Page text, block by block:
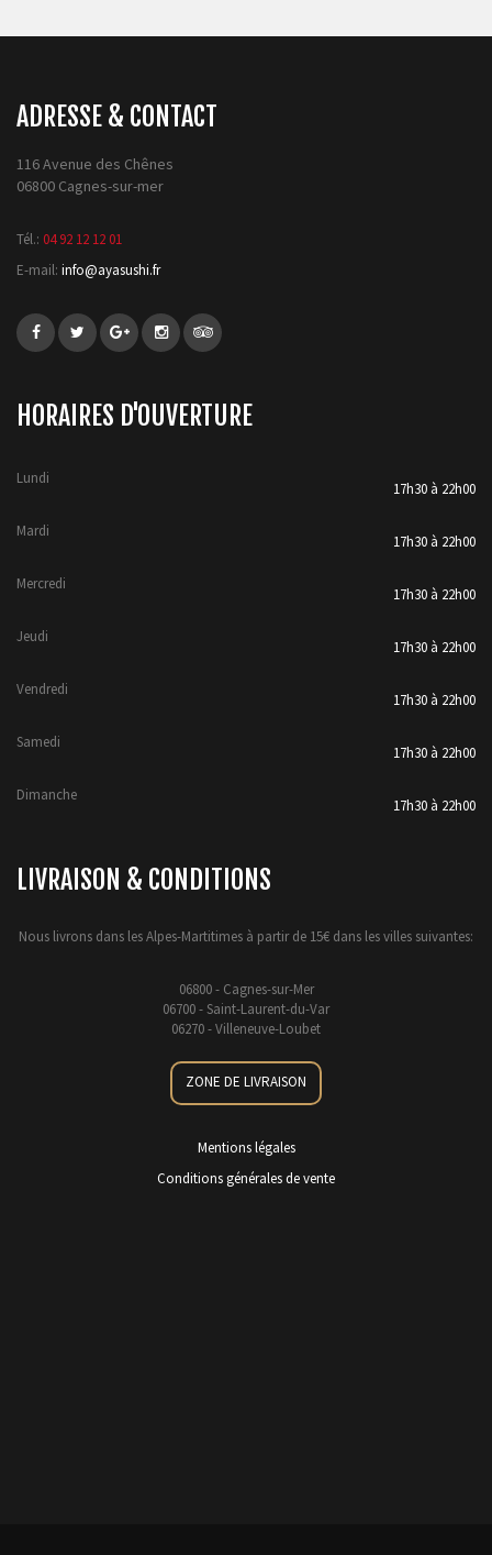
ADRESSE & CONTACT
116 Avenue des Chênes
06800 Cagnes-sur-mer
Tél.: 04 92 12 12 01
E-mail: info@ayasushi.fr
HORAIRES D'OUVERTURE
Lundi
17h30 à 22h00
Mardi
17h30 à 22h00
Mercredi
17h30 à 22h00
Jeudi
17h30 à 22h00
Vendredi
17h30 à 22h00
Samedi
17h30 à 22h00
Dimanche
17h30 à 22h00
LIVRAISON & CONDITIONS
Nous livrons dans les Alpes-Martitimes à partir de 15€ dans les villes suivantes:
06800 - Cagnes-sur-Mer
06700 - Saint-Laurent-du-Var
06270 - Villeneuve-Loubet
ZONE DE LIVRAISON
Mentions légales
Conditions générales de vente